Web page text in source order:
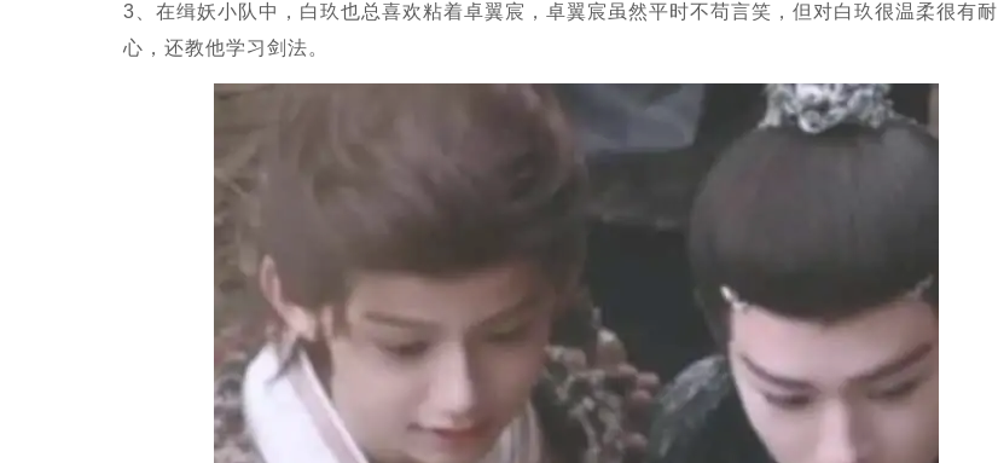
3、在缉妖小队中，白玖也总喜欢粘着卓翼宸，卓翼宸虽然平时不苟言笑，但对白玖很温柔很有耐
心，还教他学习剑法。